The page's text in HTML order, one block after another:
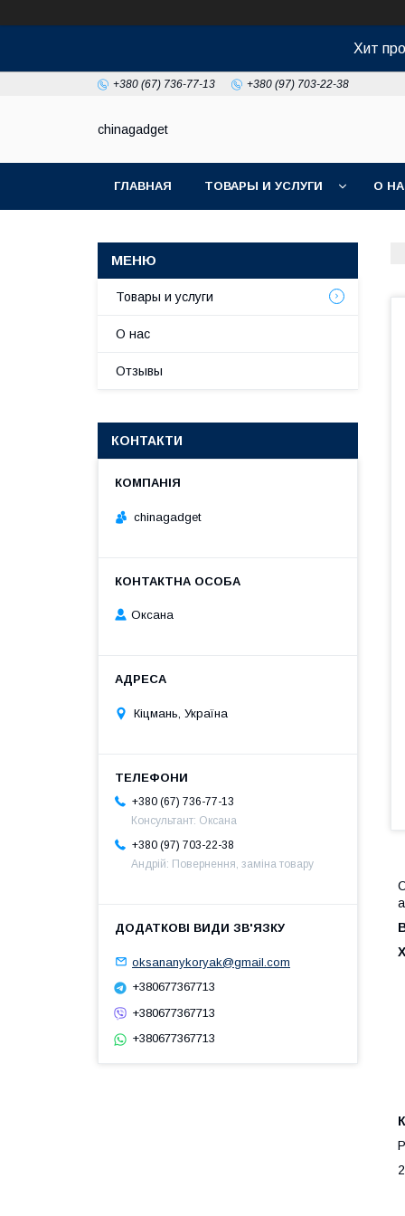
Хит
+380 (67) 736-77-13 +380 (97) 703-22-38
chinagadget
ГЛАВНАЯ ТОВАРЫ И УСЛУГИ О
Товары и услуги
О нас
Отзывы
КОНТАКТИ
chinagadget
Оксана
Кіцмань, Україна
+380 (67) 736-77-13
Консультант: Оксана
+380 (97) 703-22-38
Андрій: Повернення, заміна товару
oksananykoryak@gmail.com
+380677367713
+380677367713
+380677367713